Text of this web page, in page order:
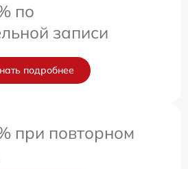
по
записи
подробнее
при повторном